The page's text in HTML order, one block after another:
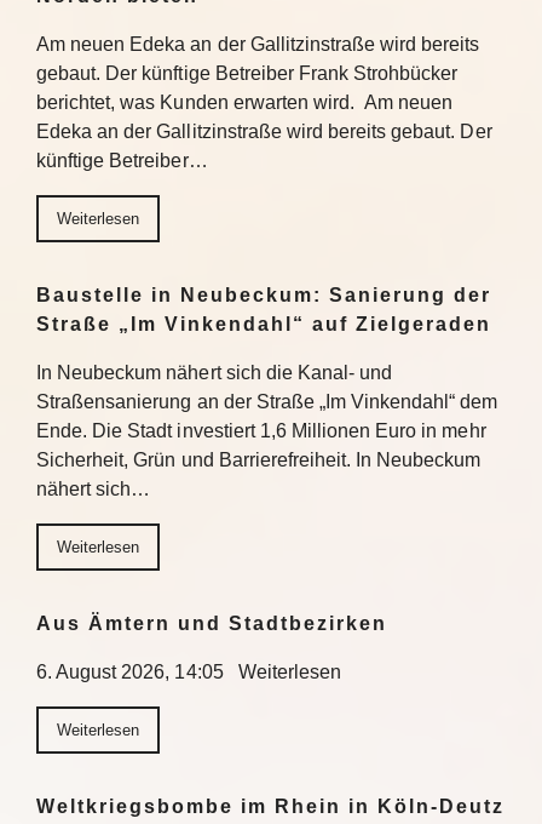
Am neuen Edeka an der Gallitzinstraße wird bereits
gebaut. Der künftige Betreiber Frank Strohbücker
berichtet, was Kunden erwarten wird. Am neuen
Edeka an der Gallitzinstraße wird bereits gebaut. Der
künftige Betreiber…
Weiterlesen
Baustelle in Neubeckum: Sanierung der
Straße „Im Vinkendahl“ auf Zielgeraden
In Neubeckum nähert sich die Kanal- und
Straßensanierung an der Straße „Im Vinkendahl“ dem
Ende. Die Stadt investiert 1,6 Millionen Euro in mehr
Sicherheit, Grün und Barrierefreiheit. In Neubeckum
nähert sich…
Weiterlesen
Aus Ämtern und Stadtbezirken
6. August 2026, 14:05 Weiterlesen
Weiterlesen
Weltkriegsbombe im Rhein in Köln-Deutz